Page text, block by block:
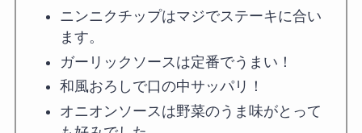
ニンニクチップはマジでステーキに合い
ます。
ガーリックソースは定番でうまい！
和風おろしで口の中サッパリ！
オニオンソースは野菜のうま味がとって